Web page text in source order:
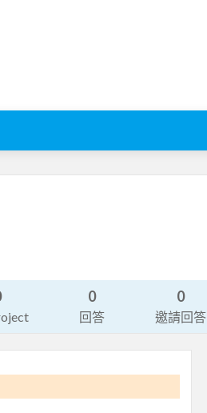
0
回答
0
邀請回答